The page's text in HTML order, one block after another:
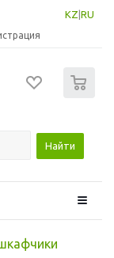
KZ RU
Найти